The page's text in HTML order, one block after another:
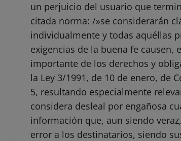
un perjuicio del usuario que
citada norma: /»se considerarán
individualmente y todas aquéllas
exigencias de la buena fe
importante de los derechos y
la Ley 3/1991, de 10 de enero, de
5, resultando especialmente
considera desleal por engañosa
información que, aun siendo
error a los destinatarios, siendo